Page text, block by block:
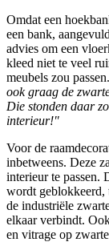
Omdat een
een bank,
advies om een
kleed niet te veel
meubels zou passen.
ook graag de
Die stonden daar
interieur!"
Voor de
inbetweens. Deze
interieur te passen.
wordt
de industriële
elkaar verbindt.
en vitrage op